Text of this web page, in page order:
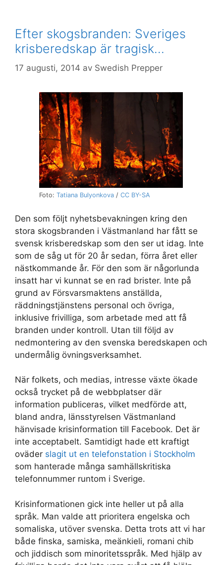
Efter skogsbranden: Sveriges
krisberedskap är tragisk…
17 augusti, 2014 av Swedish Prepper
Foto: Tatiana Bulyonkova / CC BY-SA
Den som följt nyhetsbevakningen kring den
stora skogsbranden i Västmanland har fått se
svensk krisberedskap som den ser ut idag. Inte
som de såg ut för 20 år sedan, förra året eller
nästkommande år. För den som är någorlunda
insatt har vi kunnat se en rad brister. Inte på
grund av Försvarsmaktens anställda,
räddningstjänstens personal och övriga,
inklusive frivilliga, som arbetade med att få
branden under kontroll. Utan till följd av
nedmontering av den svenska beredskapen och
undermålig övningsverksamhet.
När folkets, och medias, intresse växte ökade
också trycket på de webbplatser där
information publiceras, vilket medförde att,
bland andra, länsstyrelsen Västmanland
hänvisade krisinformation till Facebook. Det är
inte acceptabelt. Samtidigt hade ett kraftigt
oväder slagit ut en telefonstation i Stockholm
som hanterade många samhällskritiska
telefonnummer runtom i Sverige.
Krisinformationen gick inte heller ut på alla
språk. Man valde att prioritera engelska och
somaliska, utöver svenska. Detta trots att vi har
både finska, samiska, meänkieli, romani chib
och jiddisch som minoritetsspråk. Med hjälp av